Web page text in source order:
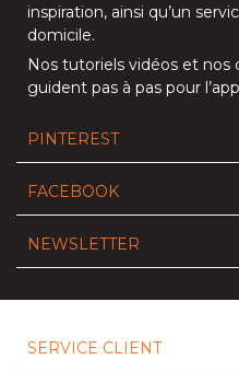
inspiration, ainsi qu’un
domicile.
Nos tutoriels vidéos et nos
guident pas à pas pour
PINTEREST
FACEBOOK
NEWSLETTER
SERVICE CLIENT